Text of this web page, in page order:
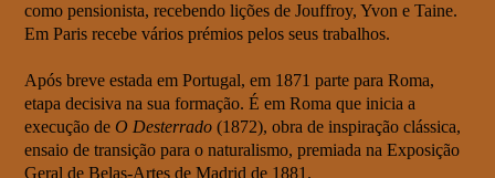
como pensionista, recebendo lições de Jouffroy, Yvon e Taine.
Em Paris recebe vários prémios pelos seus trabalhos.
Após breve estada em Portugal, em 1871 parte para Roma,
etapa decisiva na sua formação. É em Roma que inicia a
execução deO Desterrado (1872), obra de inspiração clássica,
ensaio de transição para o naturalismo, premiada na Exposição
Geral de Belas-Artes de Madrid de 1881.